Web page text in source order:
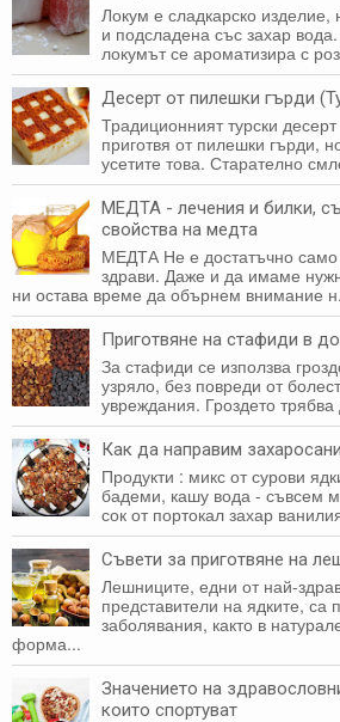
Локум е сладкарско
и подсладена със захар
локумът се ароматизира с
Десерт от пилешки гърди
Традиционният турски
приготвя от пилешки гърди,
усетите това. Старателно
МЕДТА - лечения и билки,
свойства на медта
МЕДТА Не е достатъчно
здрави. Даже и да имаме
ни оста­ва време да обърнем внимание
Приготвяне на стафиди в
За стафиди се използва
узряло, без повреди от
увреждания. Гроздето
Как да направим
Продукти : микс от сурови
бадеми, кашу вода - съвсем
сок от портокал захар
Съвети за приготвяне на
Лешниците, едни от най-
представители на ядките, са
заболявания, както в
форма...
Значението на
които спортуват